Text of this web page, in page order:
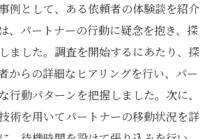
例として、ある依頼者の体験談を紹介
、パートナーの行動に疑念を抱き、探
ました。調査を開始するにあたり、探
からの詳細なヒアリングを行い、パー
行動パターンを把握しました。次に、
術を用いてパートナーの移動状況を詳